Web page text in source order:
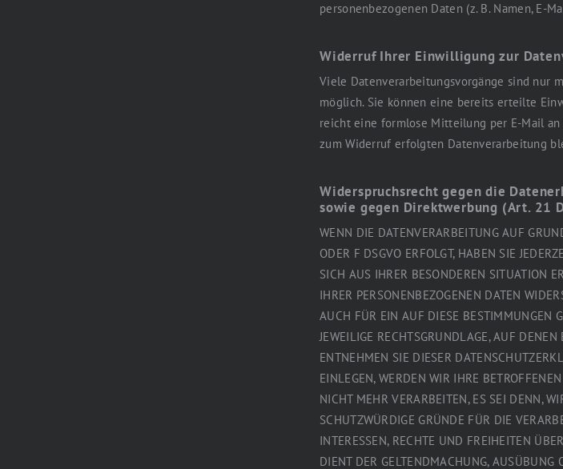
personenbezogenen Daten (z. B. Namen, E-
Widerruf Ihrer Einwilligung zur
Viele Datenverarbeitungsvorgänge sind nur
möglich. Sie können eine bereits erteilte
reicht eine formlose Mitteilung per E-Mail
zum Widerruf erfolgten Datenverarbeitung
Widerspruchsrecht gegen die
sowie gegen Direktwerbung (Art. 21
WENN DIE DATENVERARBEITUNG AUF
ODER F DSGVO ERFOLGT, HABEN SIE
SICH AUS IHRER BESONDEREN SITUATION
IHRER PERSONENBEZOGENEN DATEN
AUCH FÜR EIN AUF DIESE BESTIMMUNGEN
JEWEILIGE RECHTSGRUNDLAGE, AUF
ENTNEHMEN SIE DIESER
EINLEGEN, WERDEN WIR IHRE
NICHT MEHR VERARBEITEN, ES SEI DENN,
SCHUTZWÜRDIGE GRÜNDE FÜR DIE
INTERESSEN, RECHTE UND FREIHEITEN
DIENT DER GELTENDMACHUNG, AUSÜBUNG